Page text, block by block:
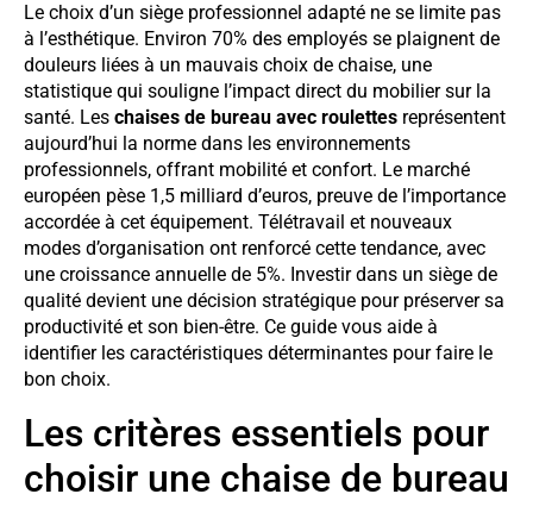
Le choix d’un siège professionnel adapté ne se limite pas
à l’esthétique. Environ 70% des employés se plaignent de
douleurs liées à un mauvais choix de chaise, une
statistique qui souligne l’impact direct du mobilier sur la
santé. Les chaises de bureau avec roulettes représentent
aujourd’hui la norme dans les environnements
professionnels, offrant mobilité et confort. Le marché
européen pèse 1,5 milliard d’euros, preuve de l’importance
accordée à cet équipement. Télétravail et nouveaux
modes d’organisation ont renforcé cette tendance, avec
une croissance annuelle de 5%. Investir dans un siège de
qualité devient une décision stratégique pour préserver sa
productivité et son bien-être. Ce guide vous aide à
identifier les caractéristiques déterminantes pour faire le
bon choix.
Les critères essentiels pour
choisir une chaise de bureau